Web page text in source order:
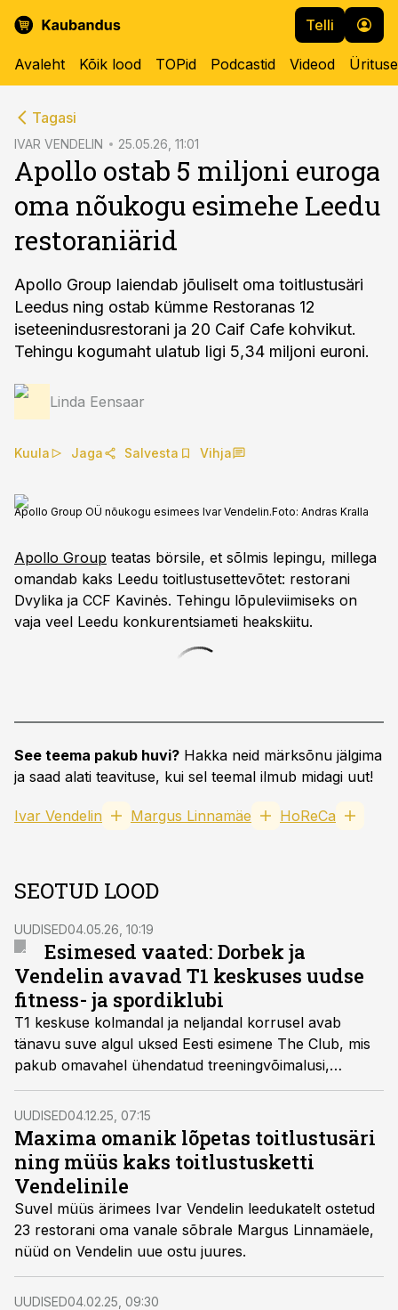
Telli
Avaleht Kõik lood TOPid Podcastid Videod
Tagasi
IVAR VENDELIN 25.05.26, 11:01
Apollo ostab 5 miljoni euroga
oma nõukogu esimehe Leedu
restoraniärid
Apollo Group laiendab jõuliselt oma toitlustusäri
Leedus ning ostab kümme Restoranas 12
iseteenindusrestorani ja 20 Caif Cafe kohvikut.
Tehingu kogumaht ulatub ligi 5,34 miljoni euroni.
Linda Eensaar
Kuula Jaga Salvesta Vihja
Apollo Group OÜ nõukogu esimees Ivar Vendelin.Foto: Andras Kralla
Apollo Group teatas börsile, et sõlmis lepingu, millega
omandab kaks Leedu toitlustusettevõtet: restorani
Dvylika ja CCF Kavinės. Tehingu lõpuleviimiseks on
vaja veel Leedu konkurentsiameti heakskiitu.
See teema pakub huvi? Hakka neid märksõnu jälgima
ja saad alati teavituse, kui sel teemal ilmub midagi uut!
Ivar Vendelin Margus Linnamäe HoReCa
SEOTUD LOOD
UUDISED04.05.26, 10:19
Esimesed vaated: Dorbek ja
Vendelin avavad T1 keskuses uudse
fitness- ja spordiklubi
T1 keskuse kolmandal ja neljandal korrusel avab
tänavu suve algul uksed Eesti esimene The Club, mis
pakub omavahel ühendatud treeningvõimalusi,
coworking-ala ja saunadega lõõgastusala. Eesti
esimene The Club tuleb turule 3,5 miljoni eurose
investeeringuga T1 keskuses.
UUDISED04.12.25, 07:15
Maxima omanik lõpetas toitlustusäri
ning müüs kaks toitlustusketti
Vendelinile
Suvel müüs ärimees Ivar Vendelin leedukatelt ostetud
23 restorani oma vanale sõbrale Margus Linnamäele,
nüüd on Vendelin uue ostu juures.
UUDISED04.02.25, 09:30